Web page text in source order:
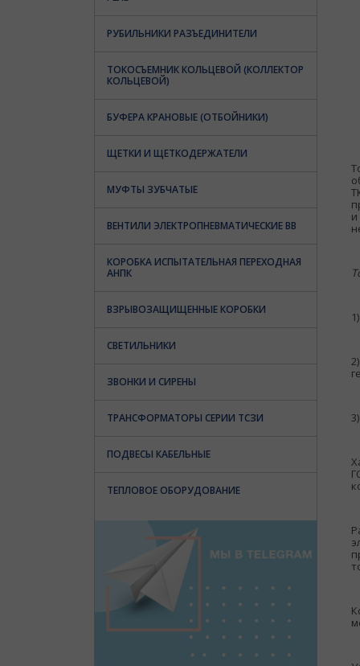
РУБИЛЬНИКИ РАЗЪЕДИНИТЕЛИ
ТОКОСЪЕМНИК КОЛЬЦЕВОЙ (КОЛЛЕКТОР
КОЛЬЦЕВОЙ)
БУФЕРА КРАНОВЫЕ (ОТБОЙНИКИ)
ЩЕТКИ И ЩЕТКОДЕРЖАТЕЛИ
МУФТЫ ЗУБЧАТЫЕ
ВЕНТИЛИ ЭЛЕКТРОПНЕВМАТИЧЕСКИЕ ВВ
КОРОБКА ИСПЫТАТЕЛЬНАЯ ПЕРЕХОДНАЯ
АНПК
ВЗРЫВОЗАЩИЩЕННЫЕ КОРОБКИ
СВЕТИЛЬНИКИ
ЗВОНКИ И СИРЕНЫ
ТРАНСФОРМАТОРЫ СЕРИИ ТСЗИ
ПОДВЕСЫ КАБЕЛЬНЫЕ
ТЕПЛОВОЕ ОБОРУДОВАНИЕ